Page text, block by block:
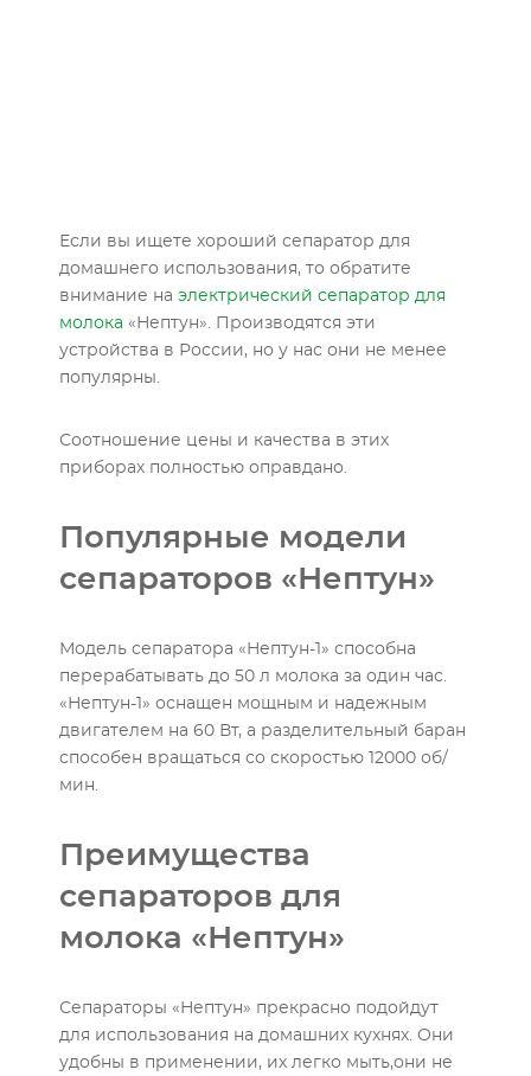
Если вы ищете хороший сепаратор для
домашнего использования, то обратите
внимание на электрический сепаратор для
молока «Нептун». Производятся эти
устройства в России, но у нас они не менее
популярны.
Соотношение цены и качества в этих
приборах полностью оправдано.
Популярные модели
сепараторов «Нептун»
Модель сепаратора «Нептун-1» способна
перерабатывать до 50 л молока за один час.
«Нептун-1» оснащен мощным и надежным
двигателем на 60 Вт, а разделительный баран
способен вращаться со скоростью 12000 об/
мин.
Преимущества
сепараторов для
молока «Нептун»
Сепараторы «Нептун» прекрасно подойдут
для использования на домашних кухнях. Они
удобны в применении, их легко мыть,они не